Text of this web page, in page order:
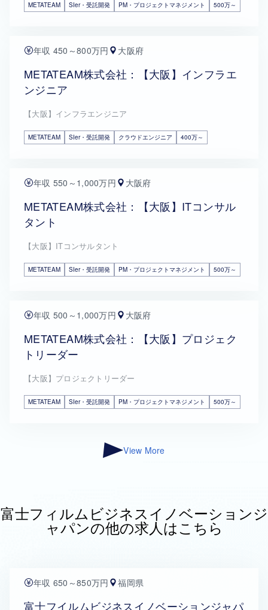
METATEAM SIer・受託開発 PM・プロジェクトマネジメント 500万～
年収 450～800万円 大阪府
METATEAM株式会社：【大阪】インフラエ
ンジニア
【大阪】インフラエンジニア
METATEAM SIer・受託開発 クラウドエンジニア 400万～
年収 550～1,000万円 大阪府
METATEAM株式会社：【大阪】ITコンサル
タント
【大阪】ITコンサルタント
METATEAM SIer・受託開発 PM・プロジェクトマネジメント 500万～
年収 500～1,000万円 大阪府
METATEAM株式会社：【大阪】プロジェク
トリーダー
【大阪】プロジェクトリーダー
METATEAM SIer・受託開発 PM・プロジェクトマネジメント 500万～
View More
富士フィルムビジネスイノベーションジ
ャパンの他の求人はこちら
年収 650～850万円 福岡県
富士フイルムビジネスイノベーションジャパ